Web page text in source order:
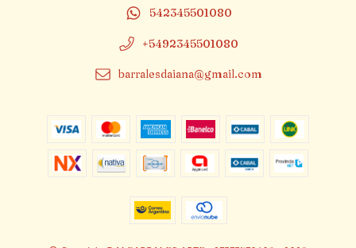
542345501080
+5492345501080
barralesdaiana@gmail.com